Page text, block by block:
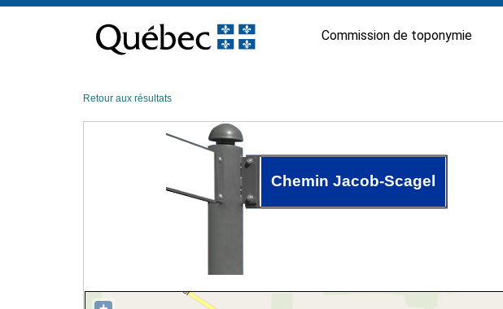
contenu
Commission de toponymie
Retour aux résultats
Chemin Jacob-Scagel